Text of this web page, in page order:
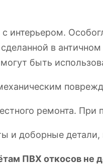
интерьером.
сделанной в
быть
ремонта. При
и доборные детали,
ПВХ откосов не